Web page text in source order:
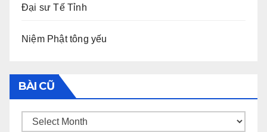
Đại sư Tế Tỉnh
Niệm Phật tông yếu
BÀI CŨ
Bài